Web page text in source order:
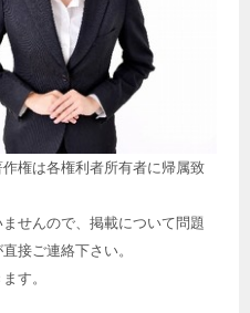
権は各権利者所有者に帰属致
せんので、掲載について問題
接ご連絡下さい。
す。